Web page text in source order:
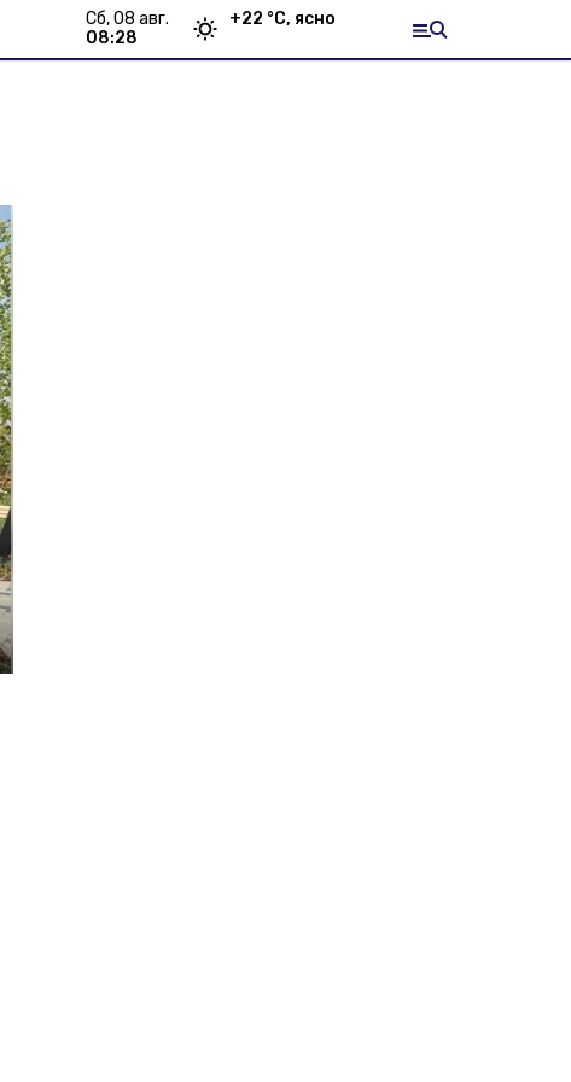
сб, 08 авг.
08:28
+22 °С, ясно